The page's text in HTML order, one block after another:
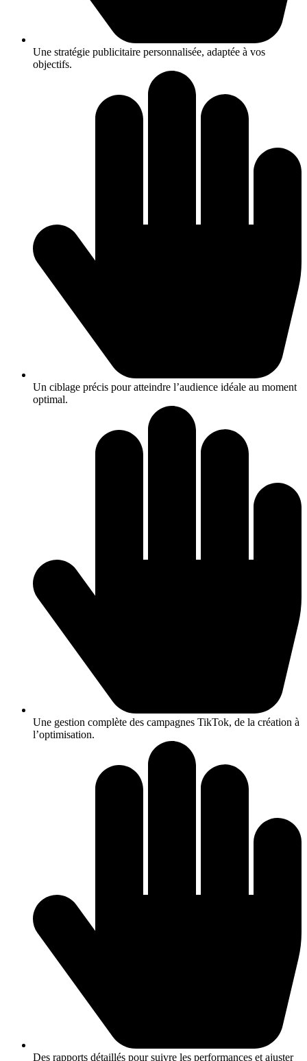
Une stratégie publicitaire personnalisée, adaptée à vos
objectifs.
Un ciblage précis pour atteindre l’audience idéale au moment
optimal.
Une gestion complète des campagnes TikTok, de la création à
l’optimisation.
Des rapports détaillés pour suivre les performances et ajuster